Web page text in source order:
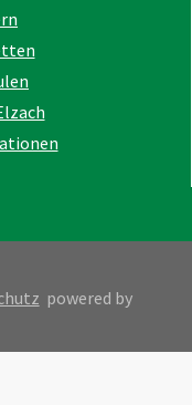
powered by